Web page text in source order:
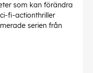
som kan förändra
fi-actionthriller
serien från